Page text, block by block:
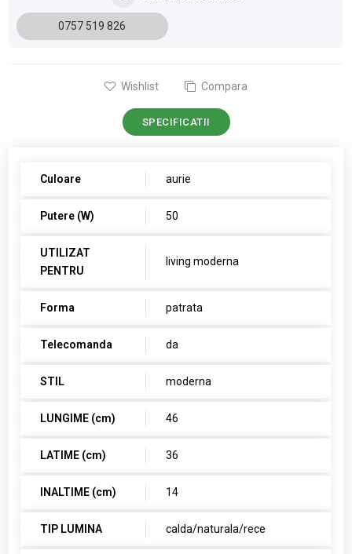
0757 519 826
Wishlist Compara
SPECIFICATII
Culoare aurie
Putere (W) 50
UTILIZAT
PENTRU
living moderna
Forma patrata
Telecomanda da
STIL moderna
LUNGIME (cm) 46
LATIME (cm) 36
INALTIME (cm) 14
TIP LUMINA calda/naturala/rece